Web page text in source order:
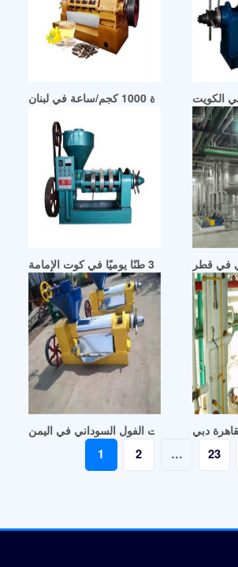
1000 كجم/ساعة في لبنان
الكويت
يوميًا في كوت الإمامة
في قطر
معصرة زيت الفول السوداني في اليمن
دبي
pagination
1 2 … 23